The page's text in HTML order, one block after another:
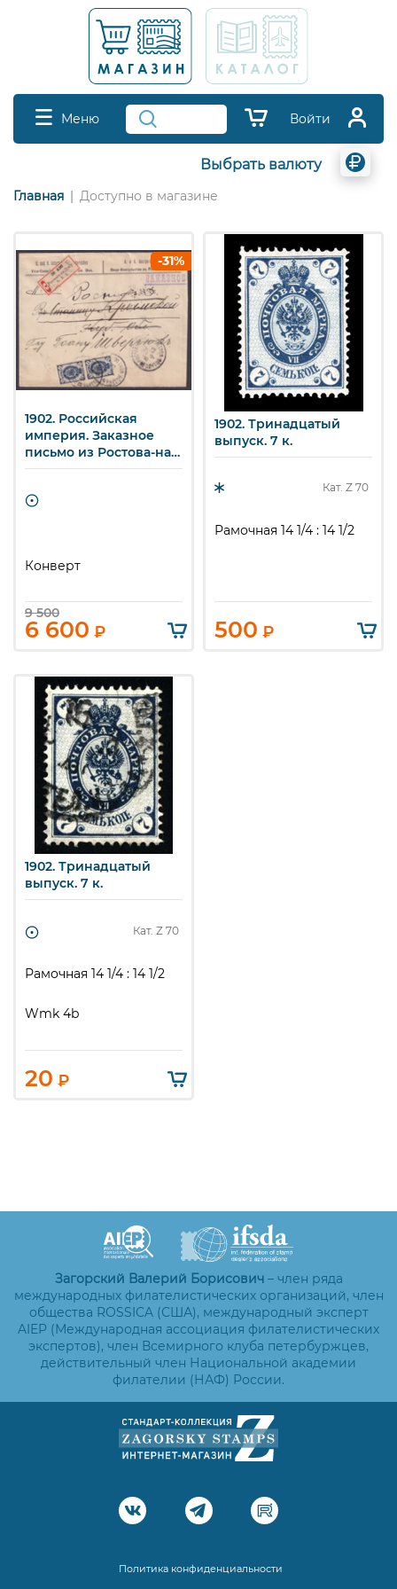
Меню Войти
Выбрать валюту
Главная Доступно в магазине
-31%
1902. Российская
империя. Заказное
письмо из Ростова-на-
Дону в станицу
Конверт
9 500
6 600 ₽
1902. Тринадцатый
выпуск. 7 к.
Кат. Z 70
Рамочная 14 1/4 : 14 1/2
500 ₽
1902. Тринадцатый
выпуск. 7 к.
Кат. Z 70
Рамочная 14 1/4 : 14 1/2
Wmk 4b
20 ₽
Загорский Валерий Борисович– член ряда
международных филателистических организаций, член
общества ROSSICA (США), международный эксперт
AIEP (Международная ассоциация филателистических
экспертов), член Всемирного клуба петербуржцев,
действительный член Национальной академии
филателии (НАФ) России.
Политика конфиденциальности